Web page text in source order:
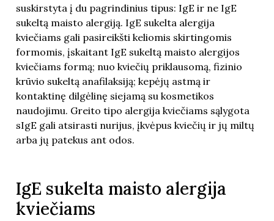
suskirstyta į du pagrindinius tipus: IgE ir ne IgE
sukeltą maisto alergiją. IgE sukelta alergija
kviečiams gali pasireikšti keliomis skirtingomis
formomis, įskaitant IgE sukeltą maisto alergijos
kviečiams formą; nuo kviečių priklausomą, fizinio
krūvio sukeltą anafilaksiją; kepėjų astmą ir
kontaktinę dilgėlinę siejamą su kosmetikos
naudojimu. Greito tipo alergija kviečiams sąlygota
sIgE gali atsirasti nurijus, įkvėpus kviečių ir jų miltų
arba jų patekus ant odos.
IgE sukelta maisto alergija
kviečiams